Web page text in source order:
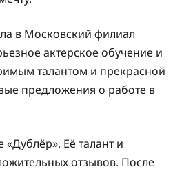
в Московский филиал
актерское обучение и
талантом и прекрасной
предложения о работе в
Её талант и
отзывов. После